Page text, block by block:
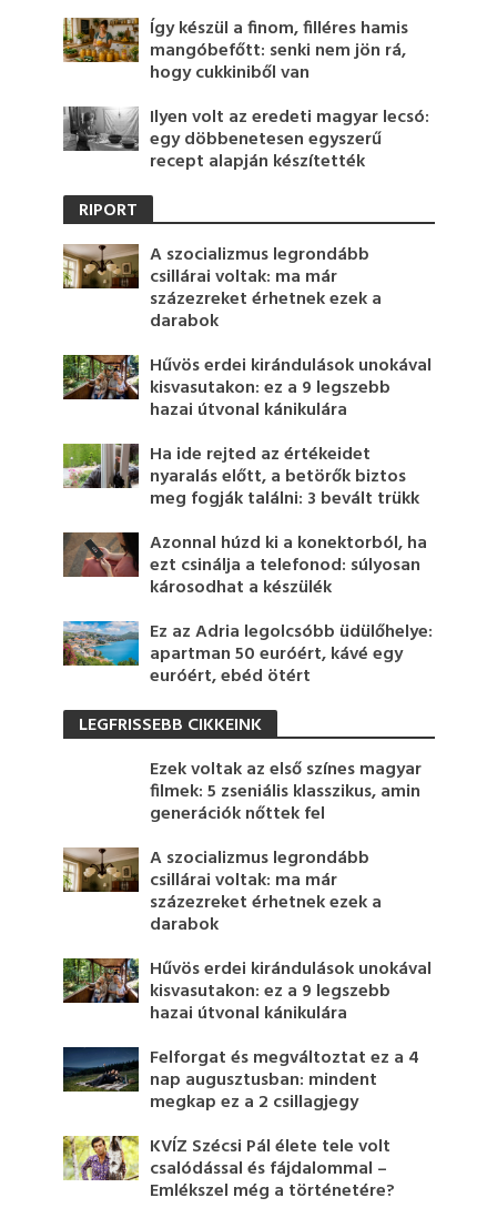
Így készül a finom, filléres hamis
mangóbefőtt: senki nem jön rá,
hogy cukkiniből van
Ilyen volt az eredeti magyar lecsó:
egy döbbenetesen egyszerű
recept alapján készítették
RIPORT
A szocializmus legrondább
csillárai voltak: ma már
százezreket érhetnek ezek a
darabok
Hűvös erdei kirándulások unokával
kisvasutakon: ez a 9 legszebb
hazai útvonal kánikulára
Ha ide rejted az értékeidet
nyaralás előtt, a betörők biztos
meg fogják találni: 3 bevált trükk
Azonnal húzd ki a konektorból, ha
ezt csinálja a telefonod: súlyosan
károsodhat a készülék
Ez az Adria legolcsóbb üdülőhelye:
apartman 50 euróért, kávé egy
euróért, ebéd ötért
LEGFRISSEBB CIKKEINK
Ezek voltak az első színes magyar
filmek: 5 zseniális klasszikus, amin
generációk nőttek fel
A szocializmus legrondább
csillárai voltak: ma már
százezreket érhetnek ezek a
darabok
Hűvös erdei kirándulások unokával
kisvasutakon: ez a 9 legszebb
hazai útvonal kánikulára
Felforgat és megváltoztat ez a 4
nap augusztusban: mindent
megkap ez a 2 csillagjegy
KVÍZ Szécsi Pál élete tele volt
csalódással és fájdalommal –
Emlékszel még a történetére?